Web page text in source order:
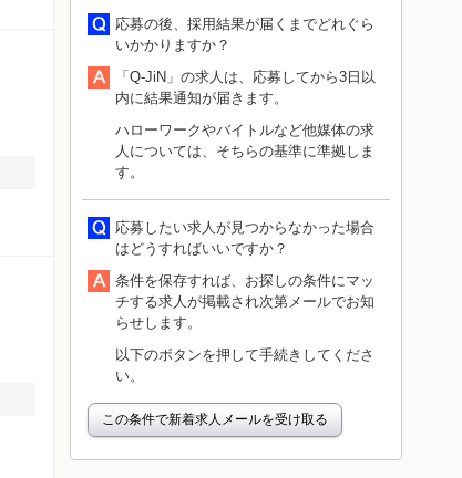
応募の後、採用結果が届くまでどれぐら
いかかりますか？
「Q-JiN」の求人は、応募してから3日以
内に結果通知が届きます。
ハローワークやバイトルなど他媒体の求
人については、そちらの基準に準拠しま
す。
応募したい求人が見つからなかった場合
はどうすればいいですか？
条件を保存すれば、お探しの条件にマッ
チする求人が掲載され次第メールでお知
らせします。
以下のボタンを押して手続きしてくださ
い。
この条件で新着求人メールを受け取る